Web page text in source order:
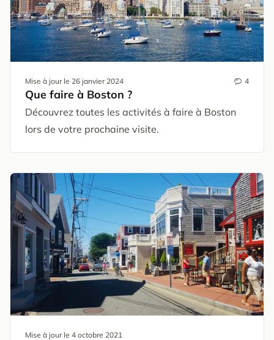
Mise à jour le 26 janvier 2024 4
Que faire à Boston ?
Découvrez toutes les activités à faire à Boston
lors de votre prochaine visite.
Mise à jour le 4 octobre 2021